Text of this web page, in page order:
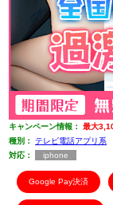
キャンペーン情報：
最大
種別：
テレビ電話アプリ系
対応：
iphone
Google Pay決済